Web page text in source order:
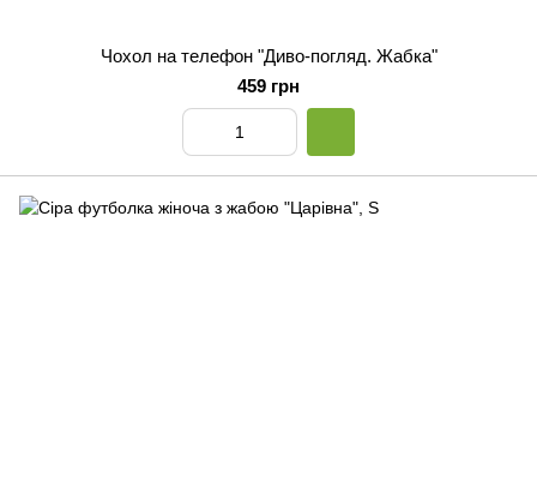
Чохол на телефон "Диво-погляд. Жабка"
459 грн